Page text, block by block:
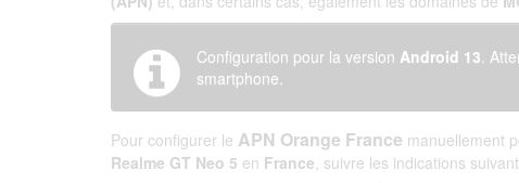
Configuration pour la version Android 13.
smartphone.
Pour configurer le APN Orange France manuellement
Realme GT Neo 5 en France, suivre les indications